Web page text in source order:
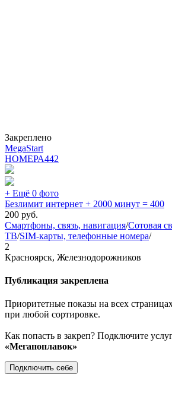
Закреплено
MegaStart
НОМЕРА442
+ Ещё 0 фото
Безлимит интернет + 2000 минут = 400
200 руб.
Смартфоны, связь, навигация/Сотовая
ТВ/SIM-карты, телефонные номера/
2
Красноярск, Железнодорожников
Публикация закреплена
Приоритетные показы на всех
при любой сортировке.
Как попасть в закреп? Подключите
«Мегапоплавок»
Подключить себе